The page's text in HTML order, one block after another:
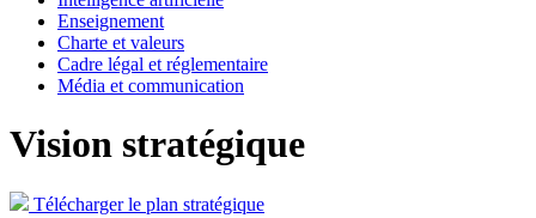
Enseignement
Charte et valeurs
Cadre légal et réglementaire
Média et communication
Vision stratégique
Télécharger le plan stratégique